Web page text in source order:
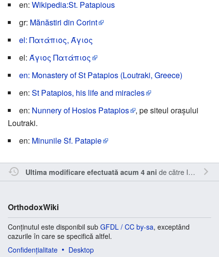
en: Wikipedia:St. Patapious
gr: Mănăstiri din Corint
el: Πατάπιος, Άγιος
el: Άγιος Πατάπιος
en: Monastery of St Patapios (Loutraki, Greece)
en: St Patapios, his life and miracles
en: Nunnery of Hosios Patapios
, pe siteul oraşului
Loutraki.
en: Minunile Sf. Patapie
Ultima modificare efectuată acum 4 ani de către Inistea .
OrthodoxWiki
Conținutul este disponibil sub GFDL / CC by-sa, exceptând
cazurile în care se specifică altfel.
Confidențialitate
Desktop